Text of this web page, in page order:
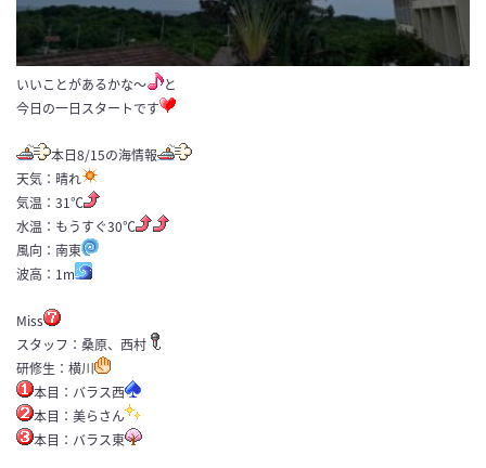
いいことがあるかな～
と
今日の一日スタートです
本日8/15の海情報
天気：晴れ
気温：31℃
水温：もうすぐ30℃
風向：南東
波高：1m
Miss
スタッフ：桑原、西村
研修生：横川
本目：バラス西
本目：美らさん
本目：バラス東